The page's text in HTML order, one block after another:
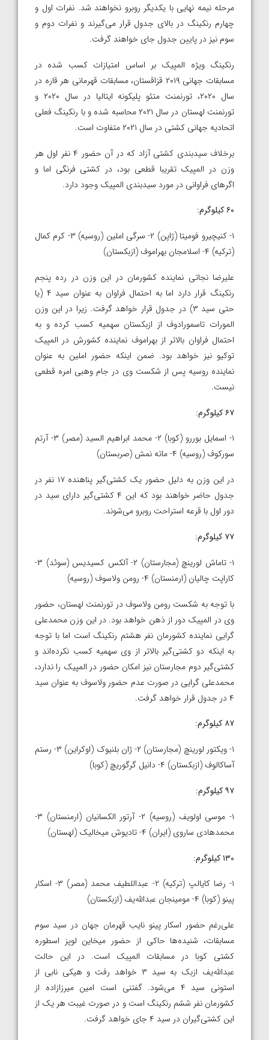
مرحله نیمه نهایی با یکدیگر روبرو نخواهند شد. نفرات اول و
چهارم رنکینگ در بالای جدول قرار می‌گیرند و نفرات دوم و
سوم نیز در پایین جدول جای خواهند گرفت.
رنکینگ ویژه المپیک بر اساس امتیازات کسب شده در
مسابقات جهانی ۲۰۱۹ قزاقستان، مسابقات قهرمانی هر قاره در
سال ۲۰۲۰، تورنمنت متئو پلیکونه ایتالیا در سال ۲۰۲۰ و
تورنمنت لهستان در سال ۲۰۲۱ محاسبه شده و با رنکینگ فعلی
اتحادیه جهانی کشتی در سال ۲۰۲۱ متفاوت است.
برخلاف سیدبندی کشتی آزاد که در آن حضور ۴ نفر اول هر
وزن در المپیک تقریبا قطعی بود، در کشتی فرنگی اما و
اگرهای فراوانی در مورد سیدبندی المپیک وجود دارد.
۶۰ کیلوگرم:
۱- کنیچیرو فومیتا (ژاپن) ۲- سرگی املین (روسیه) ۳- کرم کمال
(ترکیه) ۴- اسلامجان بهراموف (ازبکستان)
علیرضا نجاتی نماینده کشورمان در این وزن در رده پنجم
رنکینگ قرار دارد اما به احتمال فراوان به عنوان سید ۴ (یا
حتی سید ۳) در جدول قرار خواهد گرفت. زیرا در این وزن
المورات تاسمورادوف از ازبکستان سهمیه کسب کرده و به
احتمال فراوان بالاتر از بهراموف نماینده کشورش در المپیک
توکیو نیز خواهد بود. ضمن اینکه حضور املین به عنوان
نماینده روسیه پس از شکست وی در جام وهبی امره قطعی
نیست.
۶۷ کیلوگرم:
۱- اسمایل بوررو (کوبا) ۲- محمد ابراهیم السید (مصر) ۳- آرتم
سورکوف (روسیه) ۴- ماته نمش (صربستان)
در این وزن به دلیل حضور یک کشتی‌گیر پناهنده ۱۷ نفر در
جدول حاضر خواهند بود که این ۴ کشتی‌گیر دارای سید در
دور اول با قرعه استراحت روبرو می‌شوند.
۷۷ کیلوگرم:
۱- تاماش لورینچ (مجارستان) ۲- آلکس کسیدیس (سوئد) ۳-
کاراپت چالیان (ارمنستان) ۴- رومن ولاسوف (روسیه)
با توجه به شکست رومن ولاسوف در تورنمنت لهستان، حضور
وی در المپیک دور از ذهن خواهد بود. در این وزن محمدعلی
گرایی نماینده کشورمان نفر هشتم رنکینگ است اما با توجه
به اینکه دو کشتی‌گیر بالاتر از وی سهمیه کسب نکرده‌اند و
کشتی‌گیر دوم مجارستان نیز امکان حضور در المپیک را ندارد،
محمدعلی گرایی در صورت عدم حضور ولاسوف به عنوان سید
۴ در جدول قرار خواهد گرفت.
۸۷ کیلوگرم:
۱- ویکتور لورینچ (مجارستان) ۲- ژان بلنیوک (اوکراین) ۳- رستم
آساکالوف (ازبکستان) ۴- دانیل گرگوریچ (کوبا)
۹۷ کیلوگرم:
۱- موسی اولویف (روسیه) ۲- آرتور الکسانیان (ارمنستان) ۳-
محمدهادی ساروی (ایران) ۴- تادیوش میخالیک (لهستان)
۱۳۰ کیلوگرم:
۱- رضا کایالپ (ترکیه) ۲- عبداللطیف محمد (مصر) ۳- اسکار
پینو (کوبا) ۴- مومینجان عبدالله‌یف (ازبکستان)
علی‌رغم حضور اسکار پینو نایب قهرمان جهان در سید سوم
مسابقات، شنیده‌ها حاکی از حضور میخاین لوپز اسطوره
کشتی کوبا در مسابقات المپیک است. در این حالت
عبدالله‌یف ازبک به سید ۳ خواهد رفت و هیکی نابی از
استونی سید ۴ می‌شود. گفتنی است امین میرزازاده از
کشورمان نفر ششم رنکینگ است و در صورت غیبت هر یک از
این کشتی‌گیران در سید ۴ جای خواهد گرفت.